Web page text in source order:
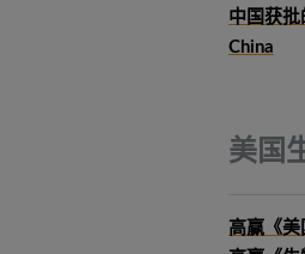
中国获
China
美国
高赢《美